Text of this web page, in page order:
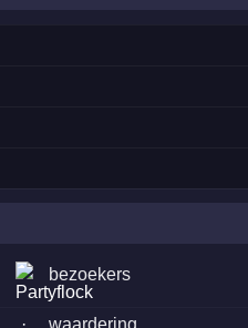
bezoekers
· waardering